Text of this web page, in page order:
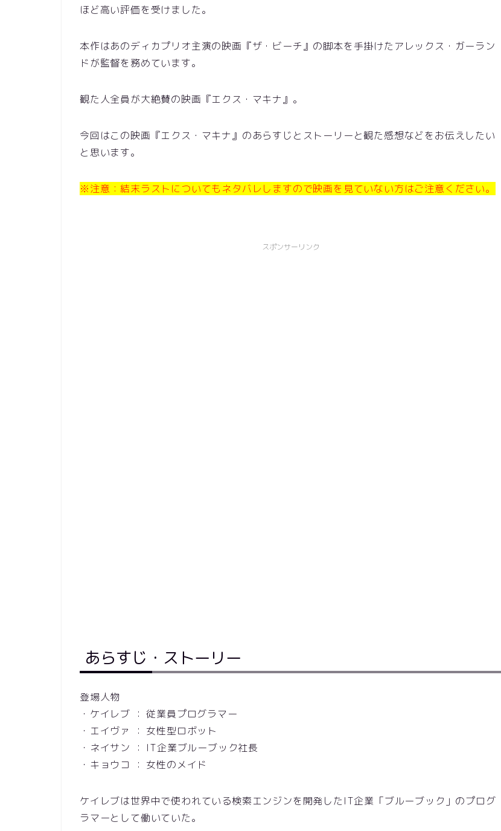
ほど高い評価を受けました。
本作はあのディカプリオ主演の映画『ザ・ビーチ』の脚本を手掛けたアレックス・ガーラン
ドが監督を務めています。
観た人全員が大絶賛の映画『エクス・マキナ』。
今回はこの映画『エクス・マキナ』のあらすじとストーリーと観た感想などをお伝えしたい
と思います。
※注意：結末ラストについてもネタバレしますので映画を見ていない方はご注意ください。
スポンサーリンク
あらすじ・ストーリー
登場人物
・ケイレブ ： 従業員プログラマー
・エイヴァ ： 女性型ロボット
・ネイサン ： IT企業ブルーブック社長
・キョウコ ： 女性のメイド
ケイレブは世界中で使われている検索エンジンを開発したIT企業「ブルーブック」のプログ
ラマーとして働いていた。